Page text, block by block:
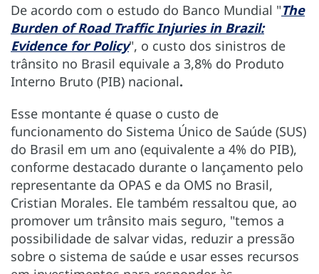
De acordo com o estudo do Banco Mundial "The
Burden of Road Traffic Injuries in Brazil:
Evidence for Policy", o custo dos sinistros de
trânsito no Brasil equivale a 3,8% do Produto
Interno Bruto (PIB) nacional.
Esse montante é quase o custo de
funcionamento do Sistema Único de Saúde (SUS)
do Brasil em um ano (equivalente a 4% do PIB),
conforme destacado durante o lançamento pelo
representante da OPAS e da OMS no Brasil,
Cristian Morales. Ele também ressaltou que, ao
promover um trânsito mais seguro, "temos a
possibilidade de salvar vidas, reduzir a pressão
sobre o sistema de saúde e usar esses recursos